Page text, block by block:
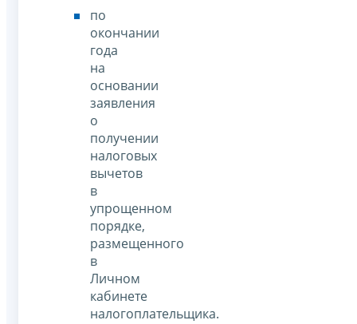
по
окончании
года
на
основании
заявления
о
получении
налоговых
вычетов
в
упрощенном
порядке,
размещенного
в
Личном
кабинете
налогоплательщика.